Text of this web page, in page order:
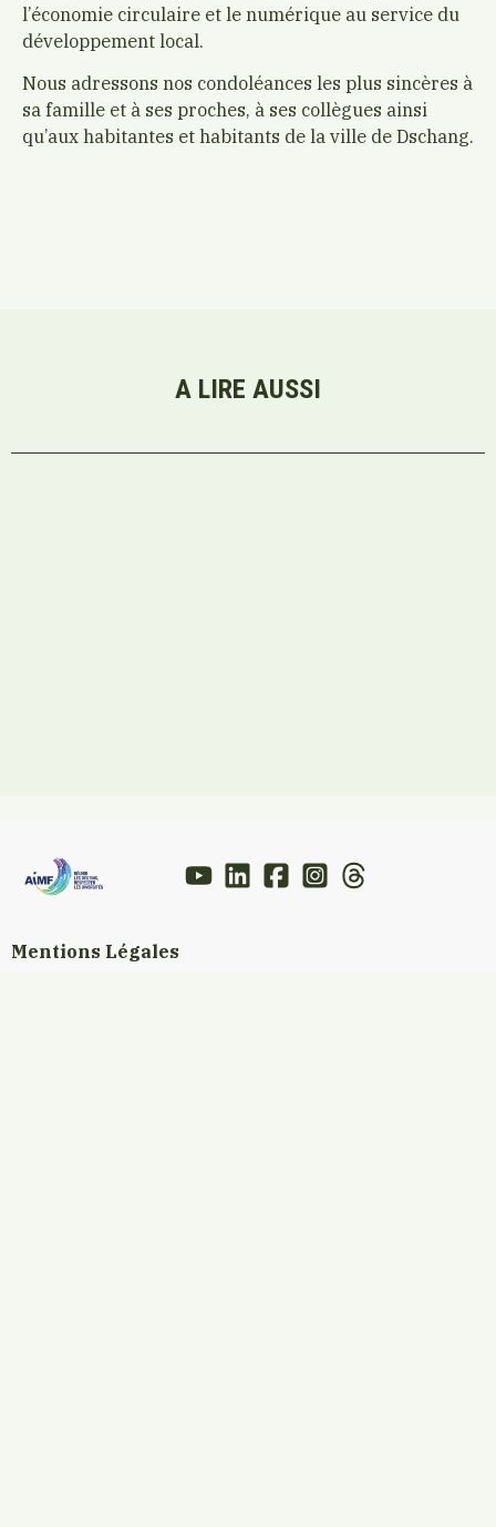
l’économie circulaire et le numérique au service du
développement local.
Nous adressons nos condoléances les plus sincères à
sa famille et à ses proches, à ses collègues ainsi
qu’aux habitantes et habitants de la ville de Dschang.
A LIRE AUSSI
Mentions Légales